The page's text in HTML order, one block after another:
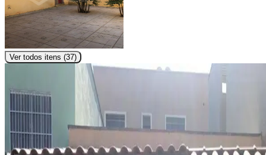
Ver todos itens (37)